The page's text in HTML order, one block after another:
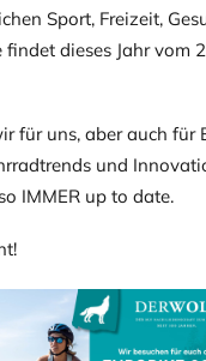
Sport, Freizeit,
dieses Jahr vom
für uns, aber auch für
und
IMMER up to date.